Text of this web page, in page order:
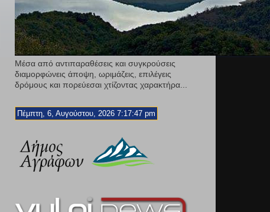
Μέσα από αντιπαραθέσεις και συγκρούσεις
διαμορφώνεις άποψη, ωριμάζεις, επιλέγεις
δρόμους και πορεύεσαι χτίζοντας χαρακτήρα...
Πέμπτη, 6, Αυγούστου, 2026 7:17:48 pm